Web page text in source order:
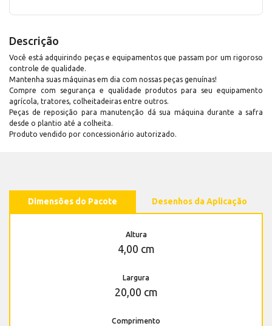
Descrição
Você está adquirindo peças e equipamentos que passam por um rigoroso
controle de qualidade.
Mantenha suas máquinas em dia com nossas peças genuínas!
Compre com segurança e qualidade produtos para seu equipamento
agrícola, tratores, colheitadeiras entre outros.
Peças de reposição para manutenção dá sua máquina durante a safra
desde o plantio até a colheita.
Produto vendido por concessionário autorizado.
Dimensões do Pacote Desenhos da Aplicação
Altura
4,00 cm
Largura
20,00 cm
Comprimento